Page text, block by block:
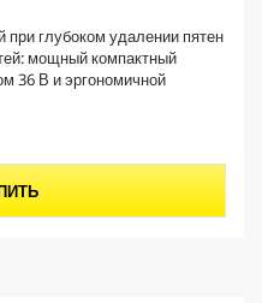
глубоком удалении пятен
мощный компактный
36 В и эргономичной